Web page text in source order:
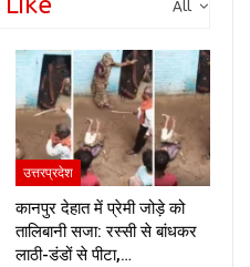
All
उत्तरप्रदेश
कानपुर देहात में प्रेमी जोड़े को
तालिबानी सजा: रस्सी से बांधकर
लाठी-डंडों से पीटा,…